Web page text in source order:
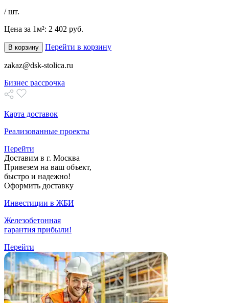
/ шт.
Цена за 1м²: 2 402 руб.
В корзину Перейти в корзину
zakaz@dsk-stolica.ru
Бизнес рассрочка
Карта доставок
Реализованные проекты
Перейти
Доставим в г. Москва
Привезем на ваш объект,
быстро и надежно!
Оформить доставку
Инвестиции в ЖБИ
Железобетонная
гарантия прибыли!
Перейти